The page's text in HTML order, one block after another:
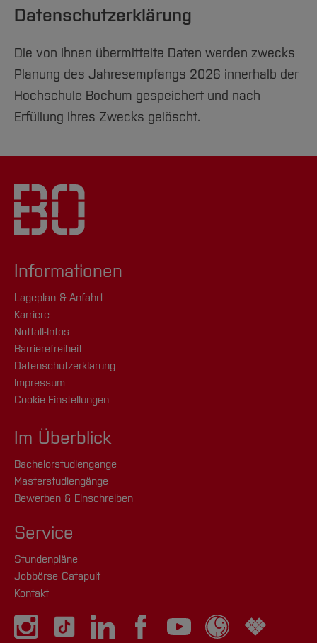
Datenschutzerklärung
Die von Ihnen übermittelte Daten werden zwecks
Planung des Jahresempfangs 2026 innerhalb der
Hochschule Bochum gespeichert und nach
Erfüllung Ihres Zwecks gelöscht.
Informationen
Lageplan & Anfahrt
Karriere
Notfall-Infos
Barrierefreiheit
Datenschutzerklärung
Impressum
Cookie-Einstellungen
Im Überblick
Bachelorstudiengänge
Masterstudiengänge
Bewerben & Einschreiben
Service
Stundenpläne
Jobbörse Catapult
Kontakt